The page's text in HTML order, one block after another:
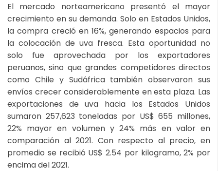
El mercado norteamericano presentó el mayor
crecimiento en su demanda. Solo en Estados Unidos,
la compra creció en 16%, generando espacios para
la colocación de uva fresca. Esta oportunidad no
solo fue aprovechada por los exportadores
peruanos, sino que grandes competidores directos
como Chile y Sudáfrica también observaron sus
envíos crecer considerablemente en esta plaza. Las
exportaciones de uva hacia los Estados Unidos
sumaron 257,623 toneladas por US$ 655 millones,
22% mayor en volumen y 24% más en valor en
comparación al 2021. Con respecto al precio, en
promedio se recibió US$ 2.54 por kilogramo, 2% por
encima del 2021.